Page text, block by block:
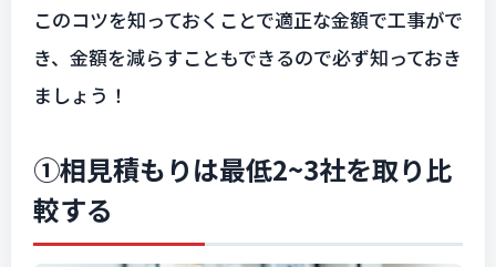
このコツを知っておくことで適正な金額で工事がで
き、金額を減らすこともできるので必ず知っておき
ましょう！
①相見積もりは最低2~3社を取り比
較する